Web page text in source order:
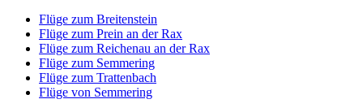
Flüge zum Breitenstein
Flüge zum Prein an der Rax
Flüge zum Reichenau an der Rax
Flüge zum Semmering
Flüge zum Trattenbach
Flüge von Semmering